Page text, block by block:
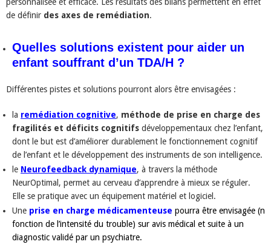
de définir des axes de remédiation.
Quelles solutions existent pour aider un
enfant souffrant d’un TDA/H ?
Différentes pistes et solutions pourront alors être envisagées :
la remédiation cognitive, méthode de prise en charge des
fragilités et déficits cognitifs développementaux chez l’enfant,
dont le but est d’améliorer durablement le fonctionnement cognitif
de l’enfant et le développement des instruments de son intelligence.
le Neurofeedback dynamique, à travers la méthode
NeurOptimal, permet au cerveau d’apprendre à mieux se réguler.
Elle se pratique avec un équipement matériel et logiciel.
Une prise en charge médicamenteuse pourra être envisagée (n
fonction de l’intensité du trouble) sur avis médical et suite à un
diagnostic validé par un psychiatre.